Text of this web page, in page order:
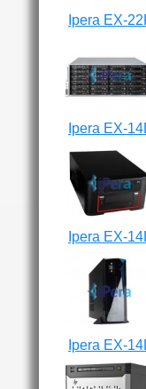
Ipera EX-
Ipera EX-
Ipera EX-
Ipera EX-